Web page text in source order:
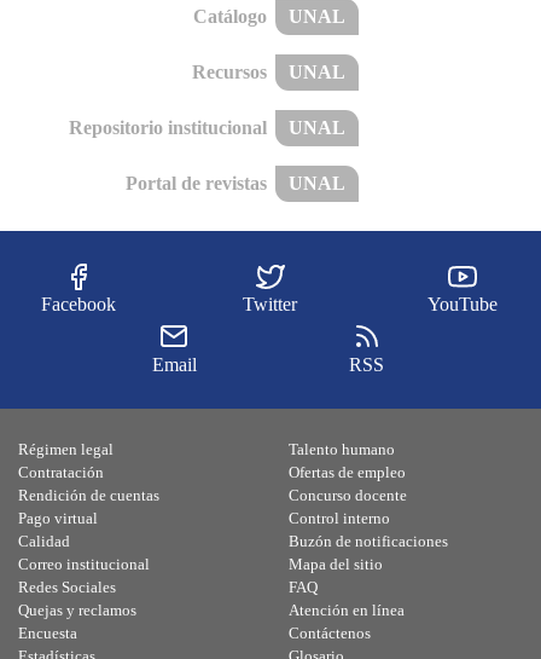
Catálogo UNAL
Recursos UNAL
Repositorio institucional UNAL
Portal de revistas UNAL
Facebook Twitter YouTube
Email RSS
Régimen legal
Contratación
Rendición de cuentas
Pago virtual
Calidad
Talento humano
Ofertas de empleo
Concurso docente
Control interno
Buzón de notificaciones
Correo institucional
Redes Sociales
Quejas y reclamos
Encuesta
Mapa del sitio
FAQ
Atención en línea
Contáctenos